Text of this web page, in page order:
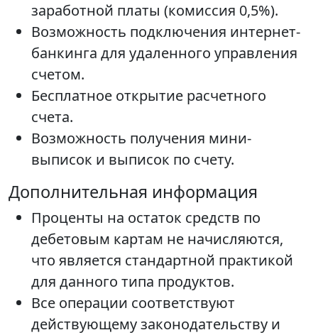
заработной платы (комиссия 0,5%).
Возможность подключения интернет-
банкинга для удаленного управления
счетом.
Бесплатное открытие расчетного
счета.
Возможность получения мини-
выписок и выписок по счету.
Дополнительная информация
Проценты на остаток средств по
дебетовым картам не начисляются,
что является стандартной практикой
для данного типа продуктов.
Все операции соответствуют
действующему законодательству и